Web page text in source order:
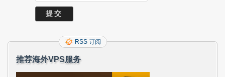
RSS 订阅
推荐海外VPS服务